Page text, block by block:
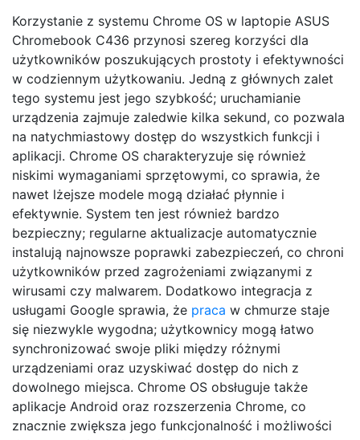
Korzystanie z systemu Chrome OS w laptopie ASUS
Chromebook C436 przynosi szereg korzyści dla
użytkowników poszukujących prostoty i efektywności
w codziennym użytkowaniu. Jedną z głównych zalet
tego systemu jest jego szybkość; uruchamianie
urządzenia zajmuje zaledwie kilka sekund, co pozwala
na natychmiastowy dostęp do wszystkich funkcji i
aplikacji. Chrome OS charakteryzuje się również
niskimi wymaganiami sprzętowymi, co sprawia, że
nawet lżejsze modele mogą działać płynnie i
efektywnie. System ten jest również bardzo
bezpieczny; regularne aktualizacje automatycznie
instalują najnowsze poprawki zabezpieczeń, co chroni
użytkowników przed zagrożeniami związanymi z
wirusami czy malwarem. Dodatkowo integracja z
usługami Google sprawia, że praca w chmurze staje
się niezwykle wygodna; użytkownicy mogą łatwo
synchronizować swoje pliki między różnymi
urządzeniami oraz uzyskiwać dostęp do nich z
dowolnego miejsca. Chrome OS obsługuje także
aplikacje Android oraz rozszerzenia Chrome, co
znacznie zwiększa jego funkcjonalność i możliwości